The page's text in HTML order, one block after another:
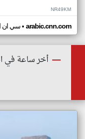
NR49KM
سي ان• arabic.cnn.com
أخر ساعة في